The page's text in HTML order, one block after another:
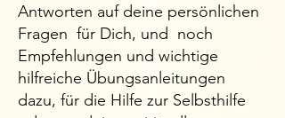
Antworten auf deine persönlichen
Fragen für Dich, und noch
Empfehlungen und wichtige
hilfreiche Übungsanleitungen
dazu, für die Hilfe zur Selbsthilfe